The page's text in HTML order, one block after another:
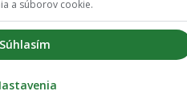
a súborov cookie.
Súhlasím